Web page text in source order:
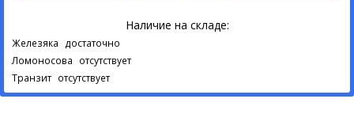
Наличие на складе:
Железяка достаточно
Ломоносова отсутствует
Транзит отсутствует